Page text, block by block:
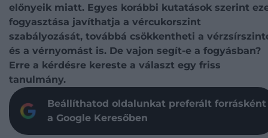
előnyeik miatt. Egyes korábbi kutatások szerint
fogyasztása javíthatja a vércukorszint
szabályozását, továbbá csökkentheti a
és a vérnyomást is. De vajon segít-e a fogyásban?
Erre a kérdésre kereste a választ egy friss
tanulmány.
Beállíthatod oldalunkat preferált forrásként
a Google Keresőben